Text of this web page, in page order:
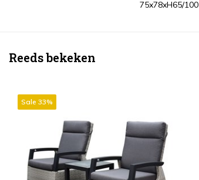
75x78xH65/100
Reeds bekeken
Sale 33%